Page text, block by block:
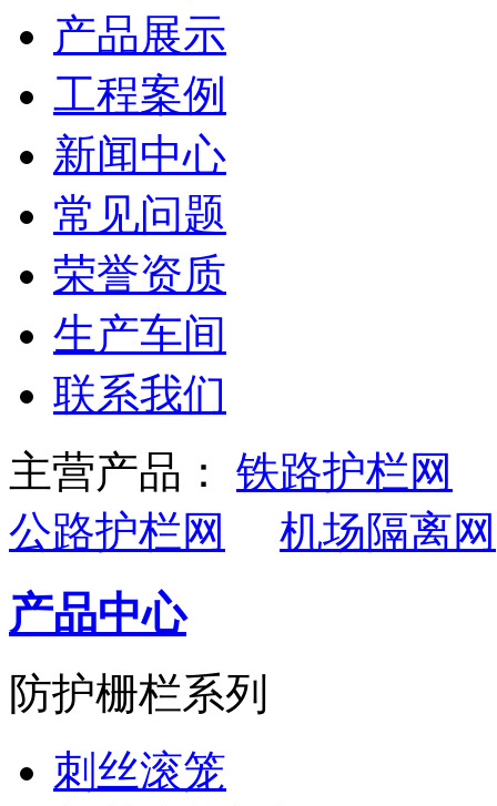
产品展示
工程案例
新闻中心
常见问题
荣誉资质
生产车间
联系我们
主营产品： 铁路护栏网
公路护栏网
机场隔离网
产品中心
防护栅栏系列
刺丝滚笼